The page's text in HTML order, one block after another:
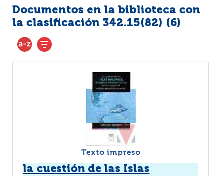
Documentos en la biblioteca con
la clasificación 342.15(82) (6)
Texto impreso
la cuestión de las Islas